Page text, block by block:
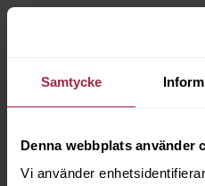
Samtycke
Denna webbplats använder
Vi använder